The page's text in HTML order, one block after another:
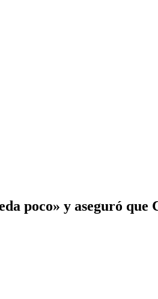
poco» y aseguró que